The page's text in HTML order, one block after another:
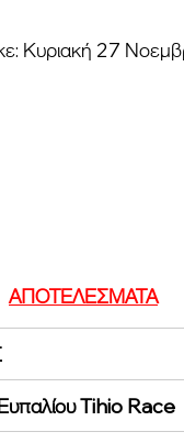
Κυριακή 27
ΑΠΟΤΕΛΕΣΜΑΤΑ
Tihio Race